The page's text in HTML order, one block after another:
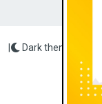
Dark theme